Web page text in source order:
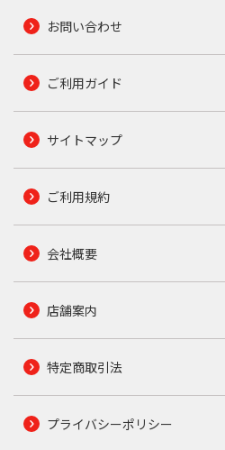
お問い合わせ
ご利用ガイド
サイトマップ
ご利用規約
会社概要
店舗案内
特定商取引法
プライバシーポリシー